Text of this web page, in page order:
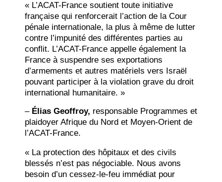
« L’ACAT-France soutient toute initiative
française qui renforcerait l’action de la Cour
pénale internationale, la plus à même de lutter
contre l’impunité des différentes parties au
conflit. L’ACAT-France appelle également la
France à suspendre ses exportations
d’armements et autres matériels vers Israël
pouvant participer à la violation grave du droit
international humanitaire. »
– Élias Geoffroy, responsable Programmes et
plaidoyer Afrique du Nord et Moyen-Orient de
l’ACAT-France.
« La protection des hôpitaux et des civils
blessés n’est pas négociable. Nous avons
besoin d’un cessez-le-feu immédiat pour